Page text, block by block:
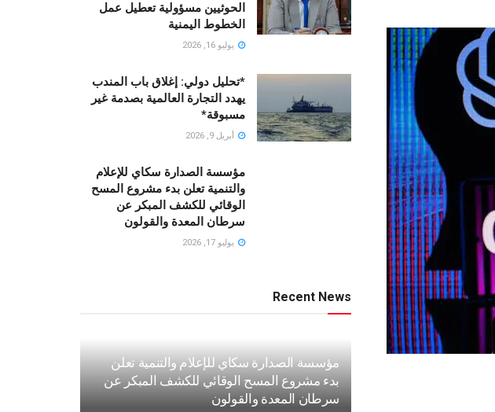
الحوثيين مسؤولية تعطيل عمل
الخطوط اليمنية
يوليو 16, 2026
*تحليل دولي: إغلاق باب المندب
يهدد التجارة العالمية بصدمة غير
مسبوقة*
أبريل 9, 2026
مؤسسة الصدارة سكاي للإعلام
والتنمية تعلن بدء مشروع المسح
الوقائي للكشف المبكر عن
سرطان المعدة والقولون
يوليو 17, 2026
Recent News
مؤسسة الصدارة سكاي للإعلام والتنمية تعلن
بدء مشروع المسح الوقائي للكشف المبكر عن
سرطان المعدة والقولون